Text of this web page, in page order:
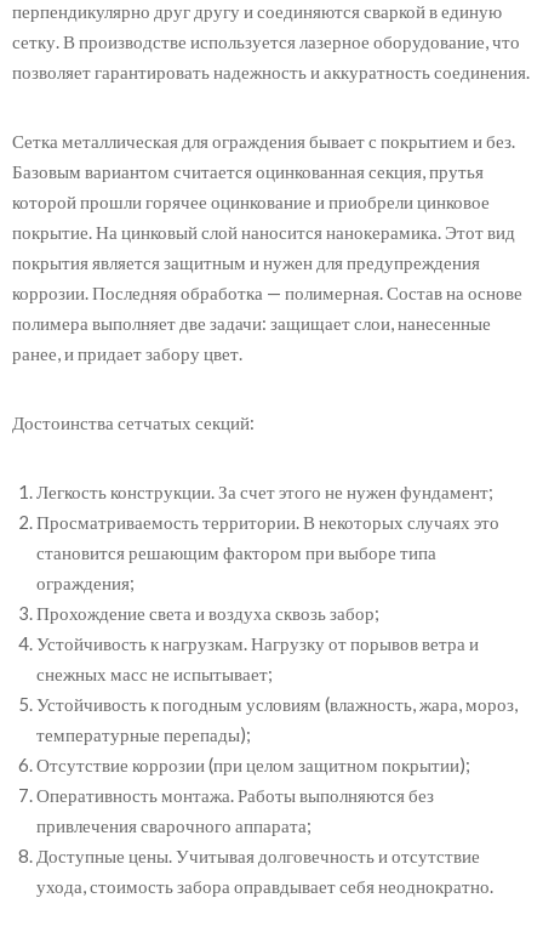
перпендикулярно друг другу и соединяются сваркой в единую
сетку. В производстве используется лазерное оборудование, что
позволяет гарантировать надежность и аккуратность соединения.
Сетка металлическая для ограждения бывает с покрытием и без.
Базовым вариантом считается оцинкованная секция, прутья
которой прошли горячее оцинкование и приобрели цинковое
покрытие. На цинковый слой наносится нанокерамика. Этот вид
покрытия является защитным и нужен для предупреждения
коррозии. Последняя обработка — полимерная. Состав на основе
полимера выполняет две задачи: защищает слои, нанесенные
ранее, и придает забору цвет.
Достоинства сетчатых секций:
Легкость конструкции. За счет этого не нужен фундамент;
Просматриваемость территории. В некоторых случаях это
становится решающим фактором при выборе типа
ограждения;
Прохождение света и воздуха сквозь забор;
Устойчивость к нагрузкам. Нагрузку от порывов ветра и
снежных масс не испытывает;
Устойчивость к погодным условиям (влажность, жара, мороз,
температурные перепады);
Отсутствие коррозии (при целом защитном покрытии);
Оперативность монтажа. Работы выполняются без
привлечения сварочного аппарата;
Доступные цены. Учитывая долговечность и отсутствие
ухода, стоимость забора оправдывает себя неоднократно.